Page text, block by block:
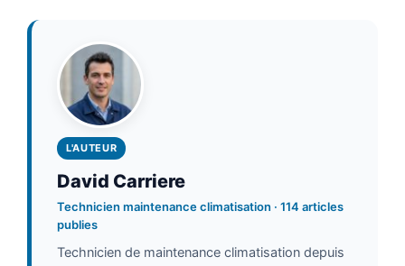
L'AUTEUR
David Carriere
Technicien maintenance climatisation · 114 articles
publies
Technicien de maintenance climatisation depuis